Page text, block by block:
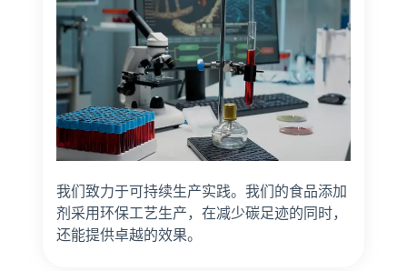
我们致力于可持续生产实践。我们的食品添加
剂采用环保工艺生产，在减少碳足迹的同时，
还能提供卓越的效果。